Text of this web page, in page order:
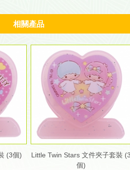
相關產品
(3個)
Little Twin Stars 文件夾子套裝
個)